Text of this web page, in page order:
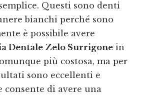
Questi sono denti
bianchi perché sono
è possibile avere
Dentale Zelo Surrigone in
più costosa, ma per
sono eccellenti e
consente di avere una